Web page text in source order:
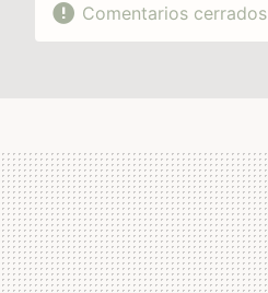
Comentarios cerrados